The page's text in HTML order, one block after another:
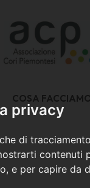
privacy
di
contenuti
e per capire da
COSA